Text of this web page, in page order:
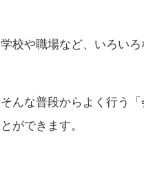
学校や職場など、いろい
そんな普段からよく行う
とができます。